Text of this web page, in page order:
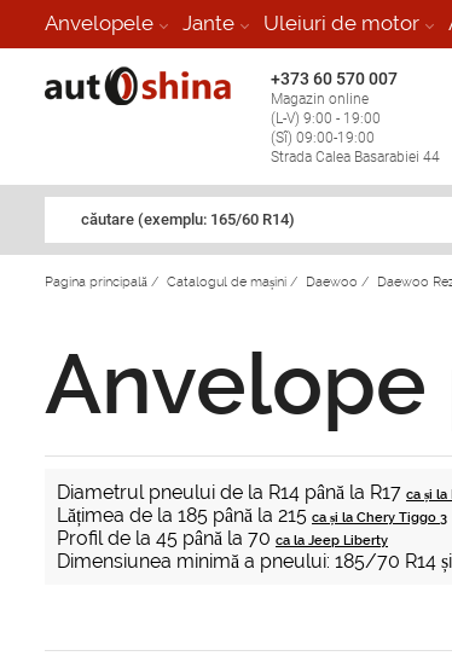
Anvelopele Jante Uleiuri de motor
+373 60 570 007
Magazin online
(L-V) 9:00 - 19:00
(Sî) 09:00-19:00
Strada Calea Basarabiei 44
căutare (exemplu: 165/60 R14)
Pagina principală / Catalogul de mașini / Daewoo / Daewoo
Anvelope
Diametrul pneului de la R14 până la R17 ca și la
Lățimea de la 185 până la 215 ca și la Chery Tiggo 3
Profil de la 45 până la 70 ca la Jeep Liberty
Dimensiunea minimă a pneului: 185/70 R14